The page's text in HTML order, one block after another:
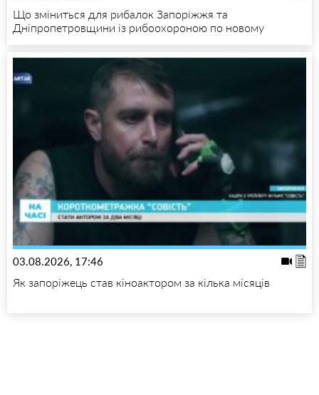
Що зміниться для рибалок Запоріжжя та
Дніпропетровщини із рибоохороною по новому
03.08.2026, 17:46
Як запоріжець став кіноактором за кілька місяців